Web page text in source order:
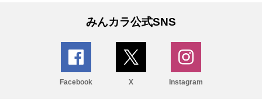
みんカラ公式SNS
Facebook X Instagram